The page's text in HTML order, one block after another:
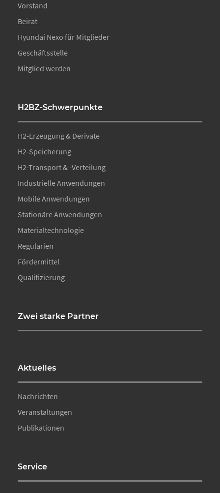
Vorstand
Beirat
Hyundai Nexo für Mitglieder
Geschäftsstelle
Mitglied werden
H2BZ-Schwerpunkte
H2-Erzeugung & Derivate
H2-Speicherung
H2-Transport & -Verteilung
Industrielle Anwendungen
Mobile Anwendungen
Stationäre Anwendungen
Materialtechnologie
Regularien
Fördermittel
Qualifizierung
Zwei starke Partner
Aktuelles
Nachrichten
Veranstaltungen
Publikationen
Service